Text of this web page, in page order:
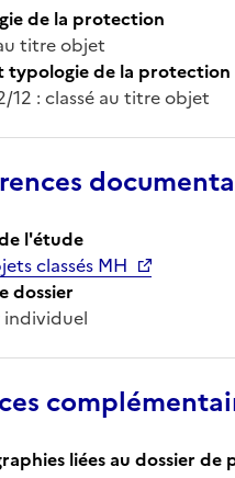
de la protection
titre objet
typologie de la protection
12 : classé au titre objet
l'étude
classés MH
dossier
individuel
liées au dossier de